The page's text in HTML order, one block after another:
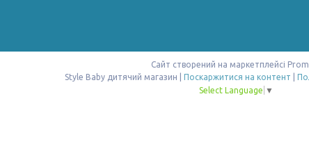
Сайт створений на маркетплейсі
Поскаржитися на контент
Select Language ▼